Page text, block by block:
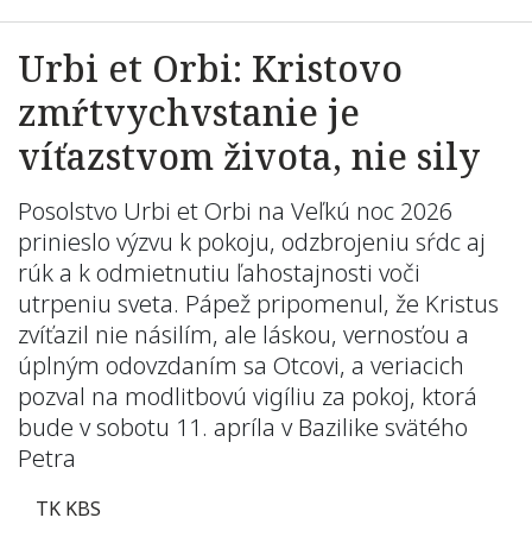
Urbi et Orbi: Kristovo
zmŕtvychvstanie je
víťazstvom života, nie sily
Posolstvo Urbi et Orbi na Veľkú noc 2026
prinieslo výzvu k pokoju, odzbrojeniu sŕdc aj
rúk a k odmietnutiu ľahostajnosti voči
utrpeniu sveta. Pápež pripomenul, že Kristus
zvíťazil nie násilím, ale láskou, vernosťou a
úplným odovzdaním sa Otcovi, a veriacich
pozval na modlitbovú vigíliu za pokoj, ktorá
bude v sobotu 11. apríla v Bazilike svätého
Petra
TK KBS